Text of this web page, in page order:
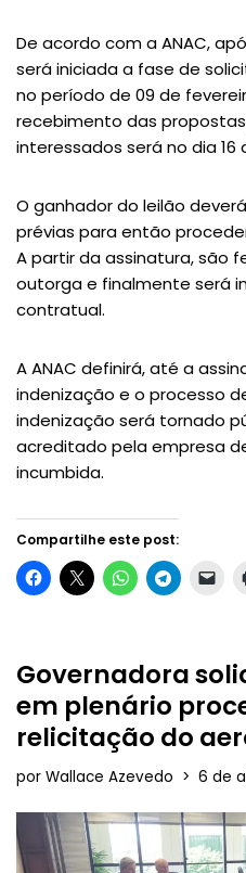
De acordo com a ANAC,
será iniciada a fase de
no período de 09 de
recebimento das
interessados será no dia 16
O ganhador do leilão
prévias para então
A partir da assinatura, são
outorga e finalmente será
contratual.
A ANAC definirá, até a
indenização e o processo
indenização será tornado
acreditado pela empresa
incumbida.
Compartilhe este post:
Governadora
em plenário
relicitação do
por Wallace Azevedo 6 de